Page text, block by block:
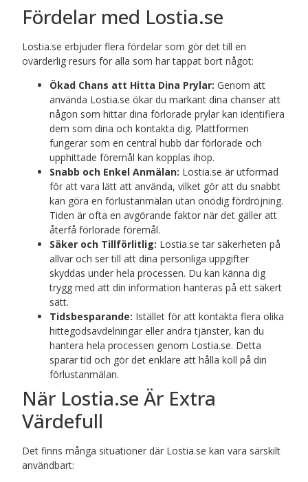
Fördelar med Lostia.se
Lostia.se erbjuder flera fördelar som gör det till en
ovärderlig resurs för alla som har tappat bort något:
Ökad Chans att Hitta Dina Prylar: Genom att
använda Lostia.se ökar du markant dina chanser att
någon som hittar dina förlorade prylar kan identifiera
dem som dina och kontakta dig. Plattformen
fungerar som en central hubb där förlorade och
upphittade föremål kan kopplas ihop.
Snabb och Enkel Anmälan: Lostia.se är utformad
för att vara lätt att använda, vilket gör att du snabbt
kan göra en förlustanmälan utan onödig fördröjning.
Tiden är ofta en avgörande faktor när det gäller att
återfå förlorade föremål.
Säker och Tillförlitlig: Lostia.se tar säkerheten på
allvar och ser till att dina personliga uppgifter
skyddas under hela processen. Du kan känna dig
trygg med att din information hanteras på ett säkert
sätt.
Tidsbesparande: Istället för att kontakta flera olika
hittegodsavdelningar eller andra tjänster, kan du
hantera hela processen genom Lostia.se. Detta
sparar tid och gör det enklare att hålla koll på din
förlustanmälan.
När Lostia.se Är Extra
Värdefull
Det finns många situationer där Lostia.se kan vara särskilt
användbart: